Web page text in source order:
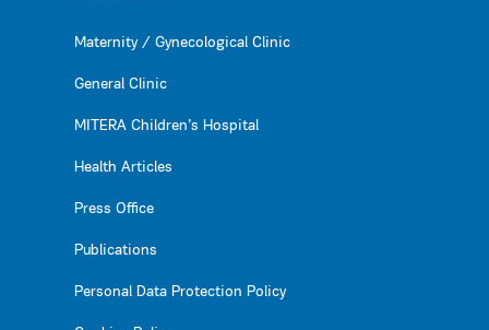
Maternity / Gynecological Clinic
General Clinic
MITERA Children’s Hospital
Health Articles
Press Office
Publications
Personal Data Protection Policy